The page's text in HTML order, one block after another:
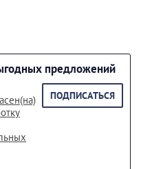
предложений
ПОДПИСАТЬСЯ